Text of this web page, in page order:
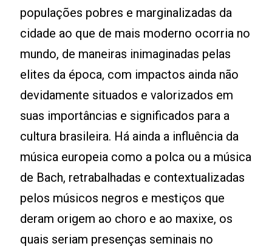
populações pobres e marginalizadas da
cidade ao que de mais moderno ocorria no
mundo, de maneiras inimaginadas pelas
elites da época, com impactos ainda não
devidamente situados e valorizados em
suas importâncias e significados para a
cultura brasileira. Há ainda a influência da
música europeia como a polca ou a música
de Bach, retrabalhadas e contextualizadas
pelos músicos negros e mestiços que
deram origem ao choro e ao maxixe, os
quais seriam presenças seminais no